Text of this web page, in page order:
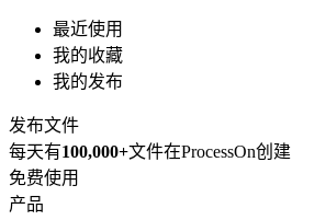
最近使用
我的收藏
我的发布
发布文件
每天有100,000+文件在ProcessOn创建
免费使用
产品